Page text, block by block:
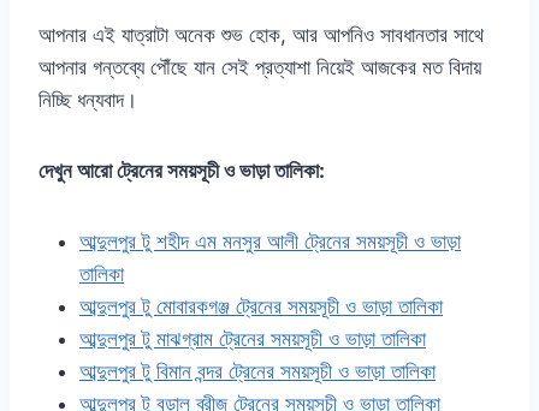
আপনার এই যাত্রাটা অনেক শুভ হোক, আর আপনিও সাবধানতার সাথে
আপনার গন্তব্যে পৌঁছে যান সেই প্রত্যাশা নিয়েই আজকের মত বিদায়
নিচ্ছি ধন্যবাদ।
দেখুন আরো ট্রেনের সময়সূচী ও ভাড়া তালিকা:
আব্দুলপুর টু শহীদ এম মনসুর আলী ট্রেনের সময়সূচী ও ভাড়া
তালিকা
আব্দুলপুর টু মোবারকগঞ্জ ট্রেনের সময়সূচী ও ভাড়া তালিকা
আব্দুলপুর টু মাঝগ্রাম ট্রেনের সময়সূচী ও ভাড়া তালিকা
আব্দুলপুর টু বিমান বন্দর ট্রেনের সময়সূচী ও ভাড়া তালিকা
আব্দুলপুর টু বড়াল ব্রীজ ট্রেনের সময়সূচী ও ভাড়া তালিকা